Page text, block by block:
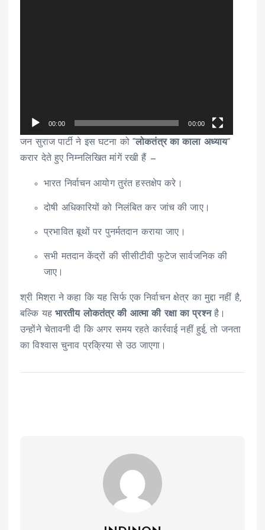
00:00 00:00
जन सुराज पार्टी ने इस घटना को“लोकतंत्र का काला अध्याय”
करार देते हुए निम्नलिखित मांगें रखी हैं —
भारत निर्वाचन आयोग तुरंत हस्तक्षेप करे।
दोषी अधिकारियों को निलंबित कर जांच की जाए।
प्रभावित बूथों पर पुनर्मतदान कराया जाए।
सभी मतदान केंद्रों की सीसीटीवी फुटेज सार्वजनिक की
जाए।
श्री मिश्रा ने कहा कि यह सिर्फ एक निर्वाचन क्षेत्र का मुद्दा नहीं है,
बल्कि यह भारतीय लोकतंत्र की आत्मा की रक्षा का प्रश्नहै।
उन्होंने चेतावनी दी कि अगर समय रहते कार्रवाई नहीं हुई, तो जनता
का विश्वास चुनाव प्रक्रिया से उठ जाएगा।